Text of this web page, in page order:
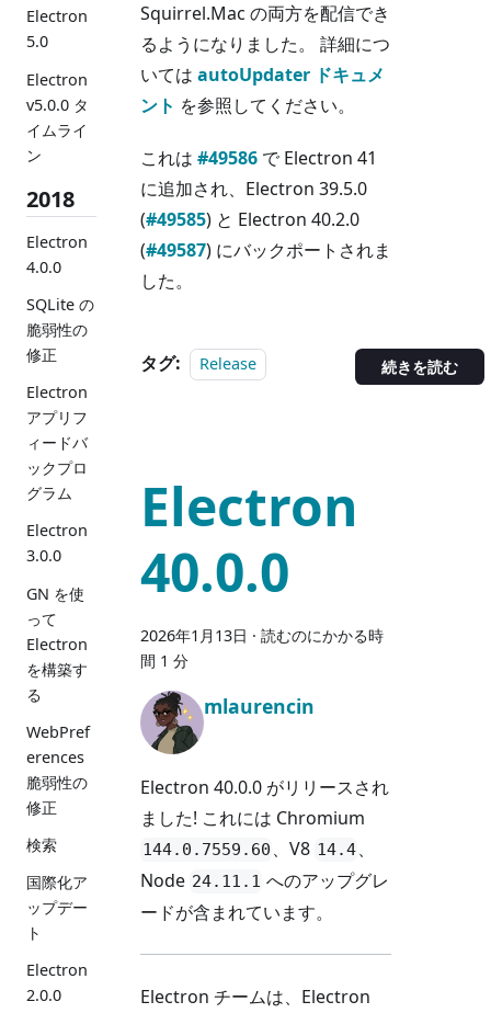
Electron
5.0
Electron
v5.0.0 タ
イムライ
ン
2018
Electron
4.0.0
SQLite の
脆弱性の
修正
Electron
アプリフ
ィードバ
ックプロ
グラム
Electron
3.0.0
GN を使
って
Electron
を構築す
る
WebPref
erences
脆弱性の
修正
検索
国際化ア
ップデー
ト
Electron
2.0.0
Squirrel.Mac の両方を配信でき
るようになりました。 詳細につ
いては autoUpdater ドキュメ
ント を参照してください。
これは #49586 で Electron 41
に追加され、Electron 39.5.0
(#49585) と Electron 40.2.0
(#49587) にバックポートされま
した。
タグ: Release 続きを読む
Electron
40.0.0
2026年1月13日 · 読むのにかかる時
間 1 分
mlaurencin
Electron 40.0.0 がリリースされ
ました! これには Chromium
144.0.7559.60 、V8 14.4、
Node 24.11.1 へのアップグレ
ードが含まれています。
Electron チームは、Electron